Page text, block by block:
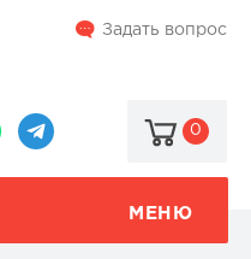
Задать вопрос
0
МЕНЮ